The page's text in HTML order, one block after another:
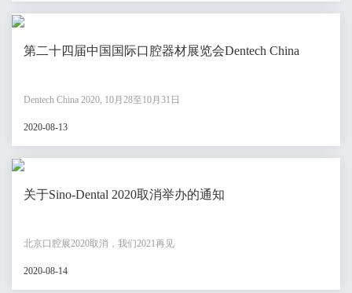
第二十四届中国国际口腔器材展览会Dentech China
Dentech China 2020, 10月28至10月31日
2020-08-13
关于Sino-Dental 2020取消举办的通知
北京口腔展2020取消，我们2021再见
2020-08-14